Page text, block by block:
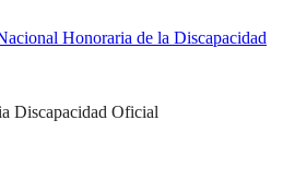
Discapacidad Oficial